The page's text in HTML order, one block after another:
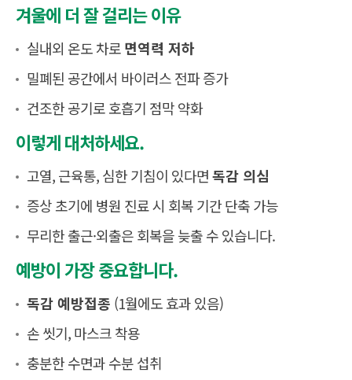
겨울에 더 잘 걸리는 이유
실내외 온도 차로면역력 저하
밀폐된 공간에서 바이러스 전파 증가
건조한 공기로 호흡기 점막 약화
이렇게 대처하세요.
고열, 근육통, 심한 기침이 있다면독감 의심
증상 초기에 병원 진료 시 회복 기간 단축 가능
무리한 출근·외출은 회복을 늦출 수 있습니다.
예방이 가장 중요합니다.
독감 예방접종 (1월에도 효과 있음)
손 씻기, 마스크 착용
충분한 수면과 수분 섭취